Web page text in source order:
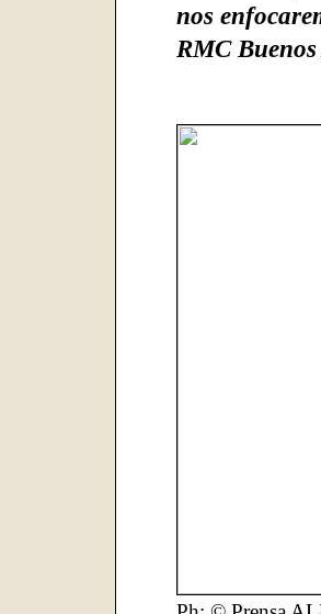
nos
RMC